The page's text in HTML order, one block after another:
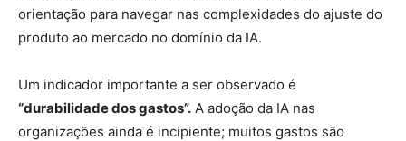
orientação para navegar nas complexidades do ajuste do
produto ao mercado no domínio da IA.
Um indicador importante a ser observado é
“durabilidade dos gastos”. A adoção da IA ​​nas
organizações ainda é incipiente; muitos gastos são